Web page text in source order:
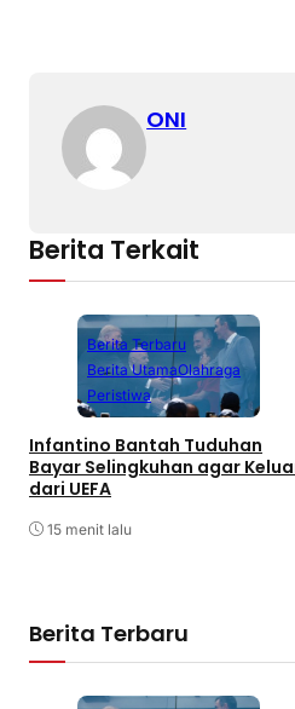
ONI
Berita Terkait
Berita Terbaru
Berita UtamaOlahraga
Peristiwa
Infantino Bantah Tuduhan
Bayar Selingkuhan agar
dari UEFA
15 menit lalu
Berita Terbaru